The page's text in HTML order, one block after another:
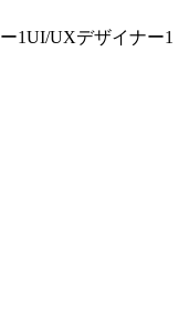
1UI/UXデザイナー1